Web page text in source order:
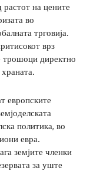
на цените
во
трговија.
врз
трошоци директно
европските
политика, во
евра.
земјите членки
за уште